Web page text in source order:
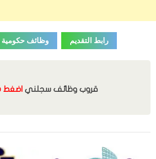
رابط التقديم وظائف حكومية
قروب وظائف سجلني اضغط